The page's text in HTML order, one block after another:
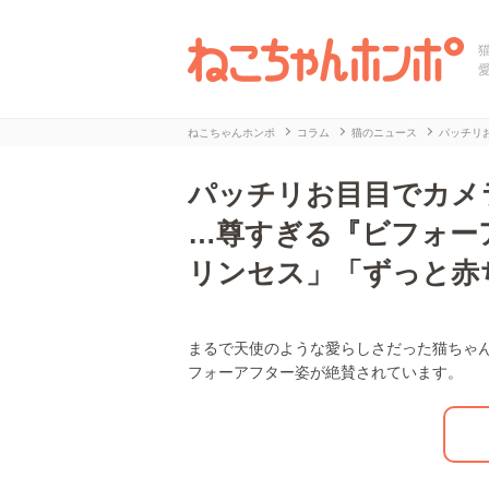
ねこちゃんホンポ コラム 猫のニュース パッチリ
パッチリお目目でカメ
…尊すぎる『ビフォー
リンセス」「ずっと赤
U
n
/
L
o
まるで天使のような愛らしさだった猫ち
フォーアフター姿が絶賛されています。